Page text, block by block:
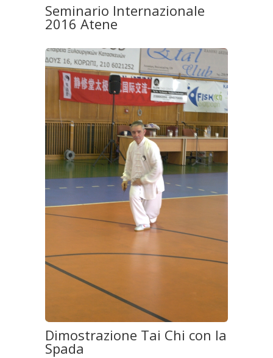
Seminario Internazionale
2016 Atene
Dimostrazione Tai Chi con la
Spada